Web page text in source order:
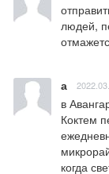
людей,
а
в
Коктем
когда